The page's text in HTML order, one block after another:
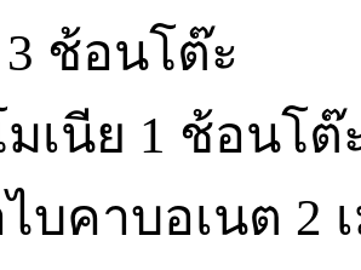
3 ช้อนโต๊ะ
เนีย 1 ช้อนโต๊
บคาบอเนต 2